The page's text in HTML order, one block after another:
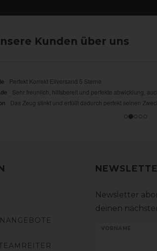
Kunden über uns
Newsletter
deinen
VORNAME